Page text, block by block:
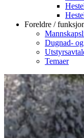
Foreldre /
Dugnad-
Temaer